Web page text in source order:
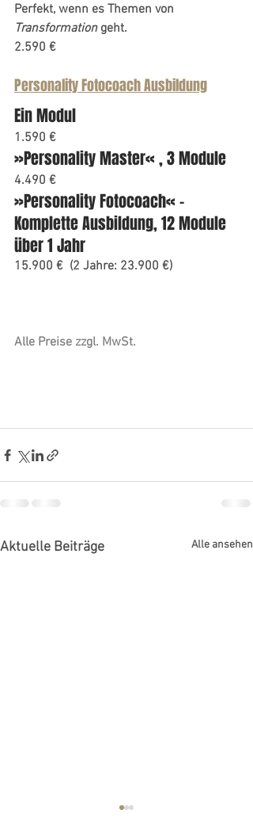
Perfekt, wenn es Themen von
Transformation geht.
2.590 €
Personality Fotocoach Ausbildung
Ein Modul
1.590 €
»Personality Master« , 3 Module
4.490 €
»Personality Fotocoach« –
Komplette Ausbildung, 12 Module
über 1 Jahr
15.900 €  (2 Jahre: 23.900 €)
Alle Preise zzgl. MwSt.
Aktuelle Beiträge Alle ansehen